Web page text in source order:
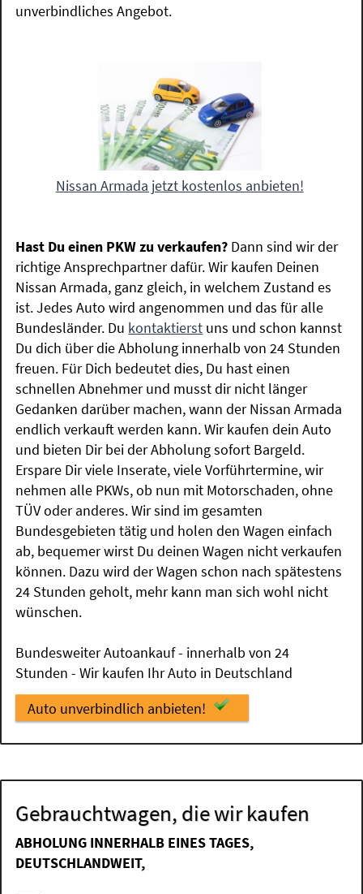
unverbindliches Angebot.
Nissan Armada jetzt kostenlos anbieten!
Hast Du einen PKW zu verkaufen? Dann sind wir der
richtige Ansprechpartner dafür. Wir kaufen Deinen
Nissan Armada, ganz gleich, in welchem Zustand es
ist. Jedes Auto wird angenommen und das für alle
Bundesländer. Du kontaktierst uns und schon kannst
Du dich über die Abholung innerhalb von 24 Stunden
freuen. Für Dich bedeutet dies, Du hast einen
schnellen Abnehmer und musst dir nicht länger
Gedanken darüber machen, wann der Nissan Armada
endlich verkauft werden kann. Wir kaufen dein Auto
und bieten Dir bei der Abholung sofort Bargeld.
Erspare Dir viele Inserate, viele Vorführtermine, wir
nehmen alle PKWs, ob nun mit Motorschaden, ohne
TÜV oder anderes. Wir sind im gesamten
Bundesgebieten tätig und holen den Wagen einfach
ab, bequemer wirst Du deinen Wagen nicht verkaufen
können. Dazu wird der Wagen schon nach spätestens
24 Stunden geholt, mehr kann man sich wohl nicht
wünschen.
Bundesweiter Autoankauf - innerhalb von 24
Stunden - Wir kaufen Ihr Auto in Deutschland
Auto unverbindlich anbieten!
Gebrauchtwagen, die wir kaufen
ABHOLUNG INNERHALB EINES TAGES,
DEUTSCHLANDWEIT,